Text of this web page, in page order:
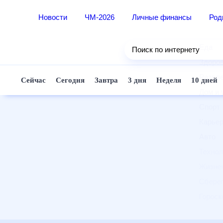
Новости ЧМ-2026 Личные финансы
Поиск по интернету
Сейчас Сегодня Завтра 3 дня Неделя 10